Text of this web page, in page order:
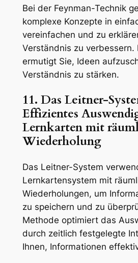
Bei der Feynman-Technik
komplexe Konzepte in
vereinfachen und zu
Verständnis zu verbessern.
ermutigt Sie, Ideen
Verständnis zu stärken.
11. Das Leitner-
Effizientes
Lernkarten mit
Wiederholung
Das Leitner-System
Lernkartensystem mit
Wiederholungen, um
zu speichern und zu
Methode optimiert das
durch zeitlich festgelegte
Ihnen, Informationen